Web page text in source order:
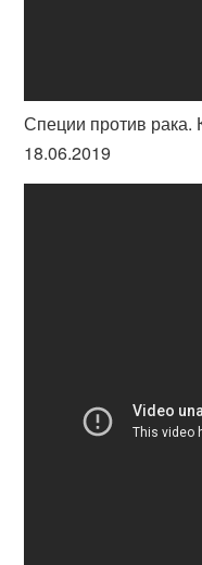
Специи против рака.
18.06.2019